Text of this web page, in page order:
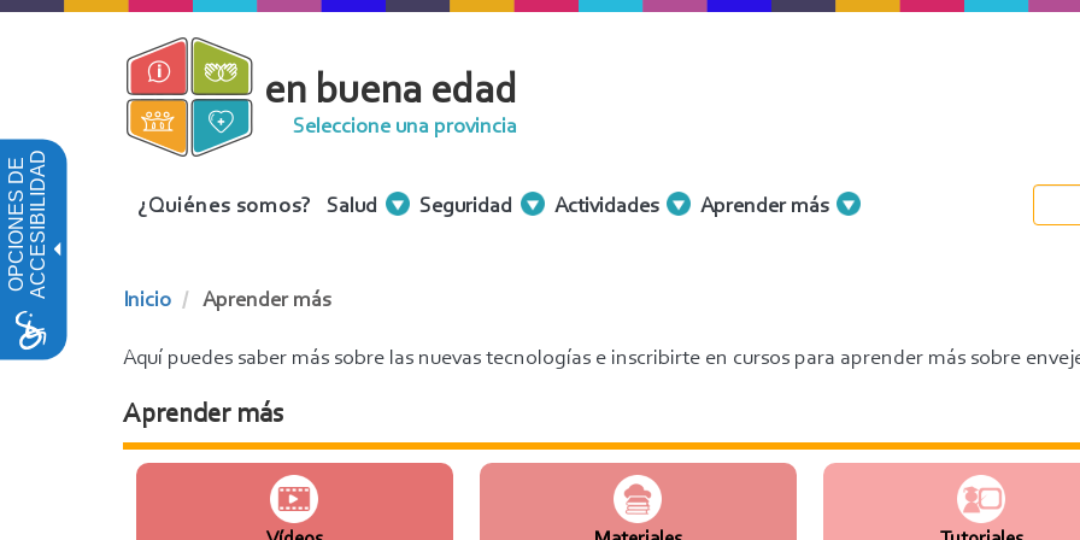
OPCIONES DEACCESIBILIDAD
Pasar
en buena edad
Seleccione una provincia
Menu
¿Quiénes somos? Salud Seguridad Actividades Aprender más
Inicio Aprender más
Aquí puedes saber más sobre las nuevas tecnologías e inscribirte en cursos para aprender más sobre
Aprender más